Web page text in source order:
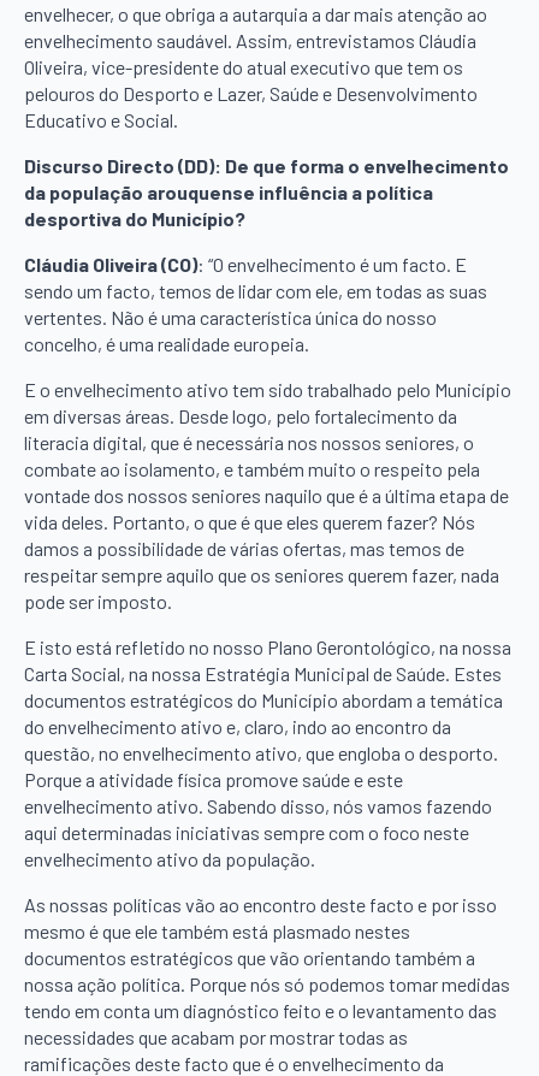
envelhecer, o que obriga a autarquia a dar mais atenção ao
envelhecimento saudável. Assim, entrevistamos Cláudia
Oliveira, vice-presidente do atual executivo que tem os
pelouros do Desporto e Lazer, Saúde e Desenvolvimento
Educativo e Social.
Discurso Directo (DD): De que forma o envelhecimento
da população arouquense influência a política
desportiva do Município?
Cláudia Oliveira (CO): “O envelhecimento é um facto. E
sendo um facto, temos de lidar com ele, em todas as suas
vertentes. Não é uma característica única do nosso
concelho, é uma realidade europeia.
E o envelhecimento ativo tem sido trabalhado pelo Município
em diversas áreas. Desde logo, pelo fortalecimento da
literacia digital, que é necessária nos nossos seniores, o
combate ao isolamento, e também muito o respeito pela
vontade dos nossos seniores naquilo que é a última etapa de
vida deles. Portanto, o que é que eles querem fazer? Nós
damos a possibilidade de várias ofertas, mas temos de
respeitar sempre aquilo que os seniores querem fazer, nada
pode ser imposto.
E isto está refletido no nosso Plano Gerontológico, na nossa
Carta Social, na nossa Estratégia Municipal de Saúde. Estes
documentos estratégicos do Município abordam a temática
do envelhecimento ativo e, claro, indo ao encontro da
questão, no envelhecimento ativo, que engloba o desporto.
Porque a atividade física promove saúde e este
envelhecimento ativo. Sabendo disso, nós vamos fazendo
aqui determinadas iniciativas sempre com o foco neste
envelhecimento ativo da população.
As nossas políticas vão ao encontro deste facto e por isso
mesmo é que ele também está plasmado nestes
documentos estratégicos que vão orientando também a
nossa ação política. Porque nós só podemos tomar medidas
tendo em conta um diagnóstico feito e o levantamento das
necessidades que acabam por mostrar todas as
ramificações deste facto que é o envelhecimento da